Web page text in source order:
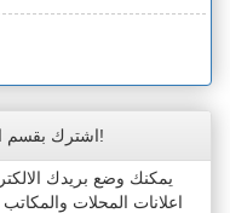
اشترك بقسم اعلانات المحلات والمكاتب التجارية مجاناً!
يمكنك وضع بريدك
اعلانات المحلات